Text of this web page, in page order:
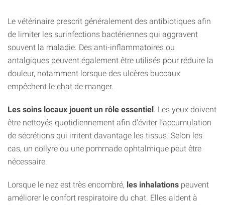
Le vétérinaire prescrit généralement des antibiotiques afin
de limiter les surinfections bactériennes qui aggravent
souvent la maladie. Des anti-inflammatoires ou
antalgiques peuvent également être utilisés pour réduire la
douleur, notamment lorsque des ulcères buccaux
empêchent le chat de manger.
Les soins locaux jouent un rôle essentiel . Les yeux doivent
être nettoyés quotidiennement afin d’éviter l’accumulation
de sécrétions qui irritent davantage les tissus. Selon les
cas, un collyre ou une pommade ophtalmique peut être
nécessaire.
Lorsque le nez est très encombré, les inhalations peuvent
améliorer le confort respiratoire du chat. Elles aident à